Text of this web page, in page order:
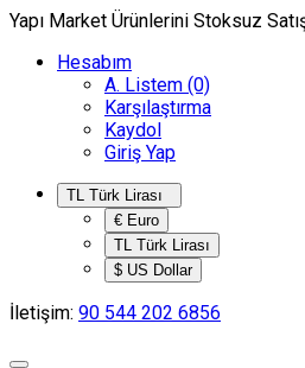
Yapı Market Ürünlerini Stoksuz
Hesabım
A. Listem (0)
Karşılaştırma
Kaydol
Giriş Yap
€ Euro
TL Türk Lirası
$ US Dollar
İletişim: 90 544 202 6856